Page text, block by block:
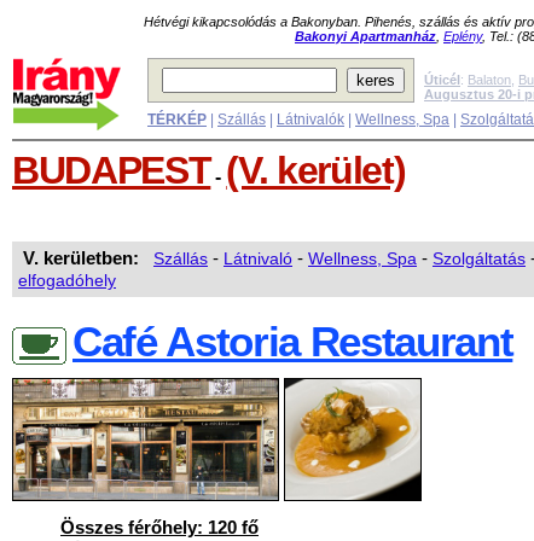
Hétvégi kikapcsolódás a Bakonyban. Pihenés, szállás és aktív
Bakonyi Apartmanház Eplény, Tel.:
Úticél: Balaton
Augusztus 20-i
TÉRKÉP Szállás Látnivalók Wellness, Spa
BUDAPEST - (V. kerület)
V. kerületben: Szállás - Látnivaló - Wellness, Spa - Szolgáltatás
elfogadóhely
Café Astoria Restaurant
Összes férőhely: 120 fő